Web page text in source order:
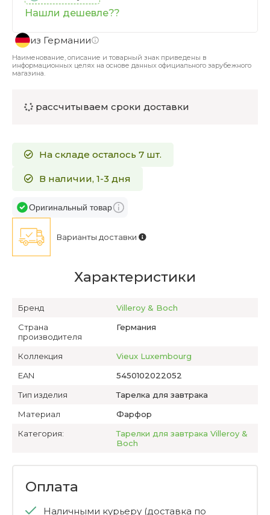
Нашли дешевле??
из Германии
Наименование, описание и товарный знак приведены в
информационных целях на основе данных официального зарубежного
магазина.
рассчитываем сроки доставки
Варианты доставки
В наличии, 1-3 дня
Оригинальный товар
На складе осталось 7 шт.
Характеристики
Бренд
Villeroy & Boch
Страна
производителя
Германия
Коллекция
Vieux Luxembourg
EAN
5450102022052
Тип изделия
Тарелка для завтрака
Материал
Фарфор
Категория:
Тарелки для завтрака Villeroy &
Boch
Оплата
Наличными курьеру (доставка по